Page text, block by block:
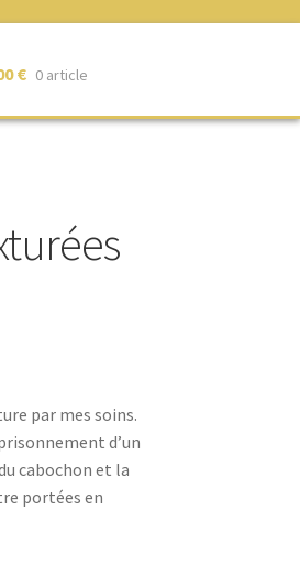
€ 0 article
par mes soins.
d’un
cabochon et la
portées en